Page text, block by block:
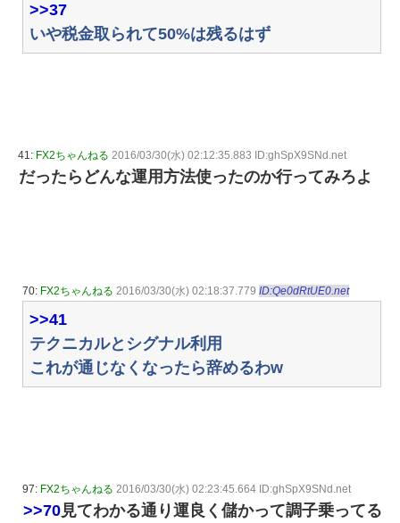
>>37
いや税金取られて50%は残るはず
41: FX2ちゃんねる 2016/03/30(水) 02:12:35.883 ID:ghSpX9SNd.net
だったらどんな運用方法使ったのか行ってみろよ
70: FX2ちゃんねる 2016/03/30(水) 02:18:37.779 ID:Qe0dRtUE0.net
>>41
テクニカルとシグナル利用
これが通じなくなったら辞めるわw
97: FX2ちゃんねる 2016/03/30(水) 02:23:45.664 ID:ghSpX9SNd.net
>>70見てわかる通り運良く儲かって調子乗ってる